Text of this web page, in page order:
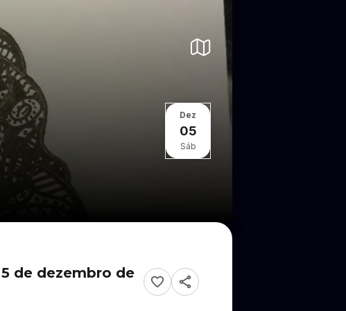
Dez
05
Sáb
de dezembro de